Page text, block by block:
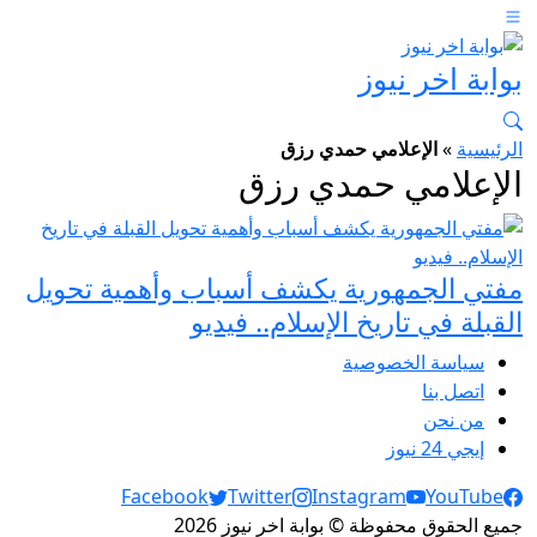
بوابة اخر نيوز
الرئيسية »الإعلامي حمدي رزق
الإعلامي حمدي رزق
مفتي الجمهورية يكشف أسباب وأهمية تحويل
القبلة في تاريخ الإسلام.. فيديو
سياسة الخصوصية
اتصل بنا
من نحن
إيجي 24 نيوز
Social Links
Facebook Twitter Instagram
YouTube
جميع الحقوق محفوظة © بوابة اخر نيوز 2026